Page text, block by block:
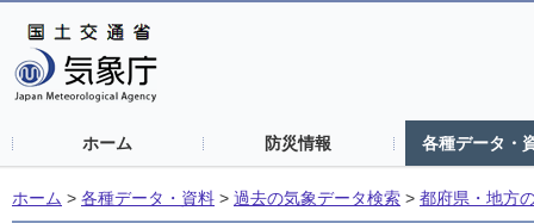
ホーム 防災情報 各種データ・
ホーム > 各種データ・資料 > 過去の気象データ検索 > 都府県・地方